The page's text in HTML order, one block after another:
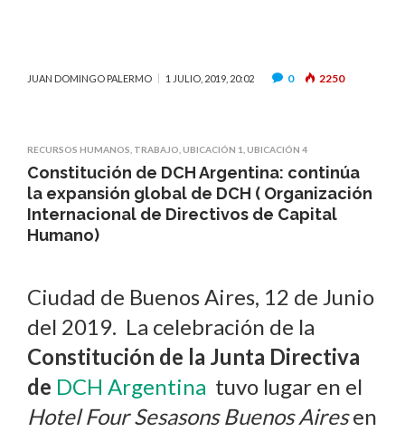
JUAN DOMINGO PALERMO 1 JULIO, 2019, 20:02 0 2250
RECURSOS HUMANOS, TRABAJO,UBICACIÓN 1,UBICACIÓN 4
Constitución de DCH Argentina: continúa
la expansión global de DCH ( Organización
Internacional de Directivos de Capital
Humano)
Ciudad de Buenos Aires, 12 de Junio
del 2019. La celebración de la
Constitución de la Junta Directiva
de DCH Argentina tuvo lugar en el
Hotel Four Sesasons Buenos Airesen